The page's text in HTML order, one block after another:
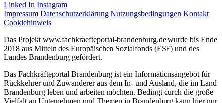
Linked In Instagram
Impressum Datenschutzerklärung Nutzungsbedingungen Kontakt
Cookiehinweis
Das Projekt www.fachkraefteportal-brandenburg.de wurde bis Ende
2018 aus Mitteln des Europäischen Sozialfonds (ESF) und des
Landes Brandenburg gefördert.
Das Fachkräfteportal Brandenburg ist ein Informationsangebot für
Rückkehrer und Zuwanderer aus dem In- und Ausland, die im Land
Brandenburg leben und arbeiten möchten. Bedingt durch die große
Vielfalt an Unternehmen und Themen in Brandenburg kann hier nur